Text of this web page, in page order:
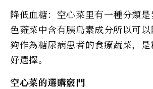
降低血糖：空心菜里有一種分類
色蕹菜中含有胰島素成分所以可
夠作為糖尿病患者的食療蔬菜，
好選擇。
空心菜的選購竅門